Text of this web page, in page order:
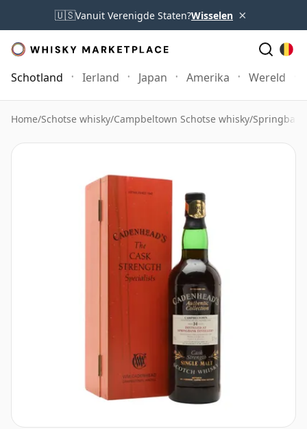
🇺🇸Vanuit Verenigde Staten?Wisselen ×
Schotland Ierland Japan Amerika Wereld
Home/Schotse whisky/Campbeltown Schotse whisky/